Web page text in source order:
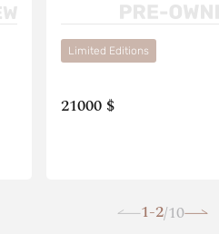
Limited Editions
21000 $
1-2/10